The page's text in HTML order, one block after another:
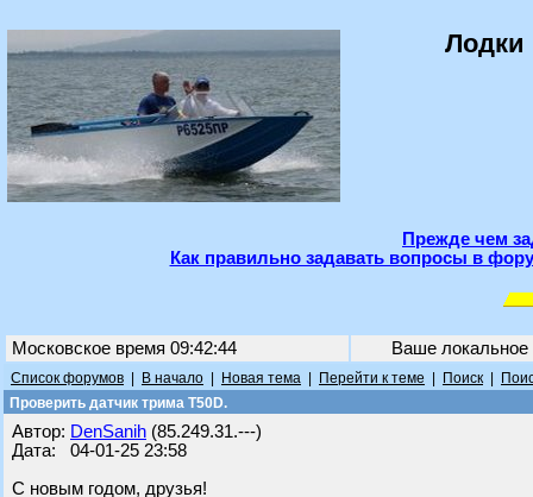
Лодки
Прежде чем
Как правильно задавать вопросы в
Московское время 09:42:44 Ваше
Список форумов В начало Новая тема Перейти к теме Поиск
Проверить датчик трима Т50D.
Автор: DenSanih (85.249.31.---)
Дата: 04-01-25 23:58
С новым годом, друзья!